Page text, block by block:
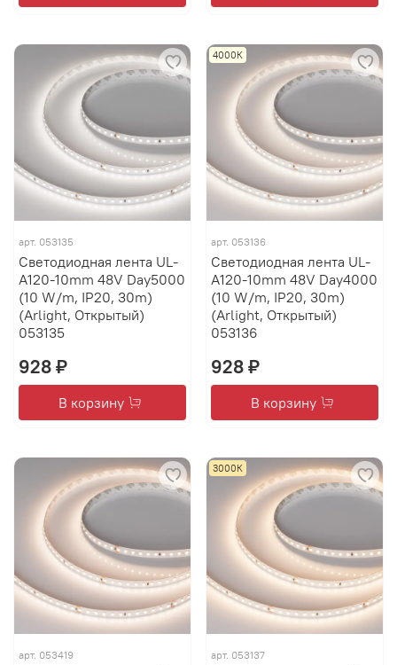
арт. 053135
Светодиодная лента UL-
A120-10mm 48V Day5000
(10 W/m, IP20, 30m)
(Arlight, Открытый)
053135
928 ₽
В корзину
4000К
арт. 053136
Светодиодная лента UL-
A120-10mm 48V Day4000
(10 W/m, IP20, 30m)
(Arlight, Открытый)
053136
928 ₽
В корзину
арт. 053419
3000К
арт. 053137